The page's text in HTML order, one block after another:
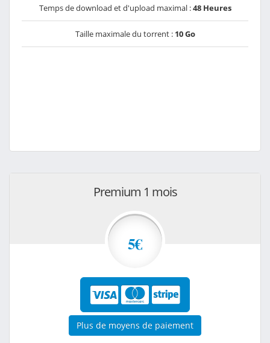
Temps de download et d'upload maximal :48 Heures
Taille maximale du torrent : 10 Go
Premium 1 mois
5€
Plus de moyens de paiement